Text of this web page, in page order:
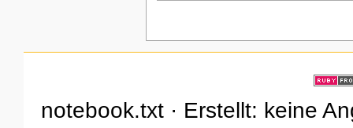
notebook.txt · Erstellt: keine